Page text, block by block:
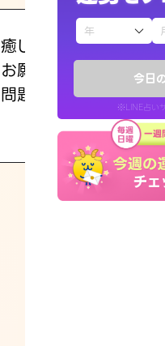
今日
※LINE占い
えもじの子（
お知らせ
癒し系でおしゃべりし
お願いしてます(笑)
問題解決もピカイチ！